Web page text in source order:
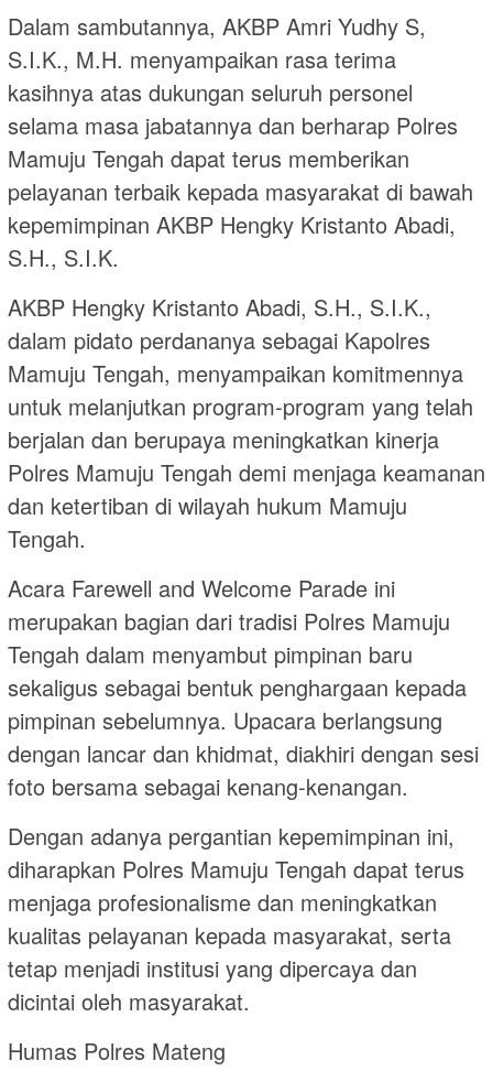
Dalam sambutannya, AKBP Amri Yudhy S,
S.I.K., M.H. menyampaikan rasa terima
kasihnya atas dukungan seluruh personel
selama masa jabatannya dan berharap Polres
Mamuju Tengah dapat terus memberikan
pelayanan terbaik kepada masyarakat di bawah
kepemimpinan AKBP Hengky Kristanto Abadi,
S.H., S.I.K.
AKBP Hengky Kristanto Abadi, S.H., S.I.K.,
dalam pidato perdananya sebagai Kapolres
Mamuju Tengah, menyampaikan komitmennya
untuk melanjutkan program-program yang telah
berjalan dan berupaya meningkatkan kinerja
Polres Mamuju Tengah demi menjaga keamanan
dan ketertiban di wilayah hukum Mamuju
Tengah.
Acara Farewell and Welcome Parade ini
merupakan bagian dari tradisi Polres Mamuju
Tengah dalam menyambut pimpinan baru
sekaligus sebagai bentuk penghargaan kepada
pimpinan sebelumnya. Upacara berlangsung
dengan lancar dan khidmat, diakhiri dengan sesi
foto bersama sebagai kenang-kenangan.
Dengan adanya pergantian kepemimpinan ini,
diharapkan Polres Mamuju Tengah dapat terus
menjaga profesionalisme dan meningkatkan
kualitas pelayanan kepada masyarakat, serta
tetap menjadi institusi yang dipercaya dan
dicintai oleh masyarakat.
Humas Polres Mateng